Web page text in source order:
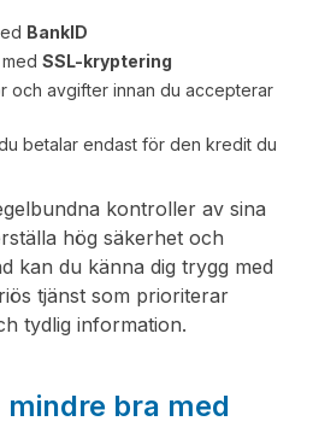
BankID
SSL-kryptering
och avgifter innan du accepterar
betalar endast för den kredit du
kontroller av sina
hög säkerhet och
kan du känna dig trygg med
tjänst som prioriterar
tydlig information.
bra med